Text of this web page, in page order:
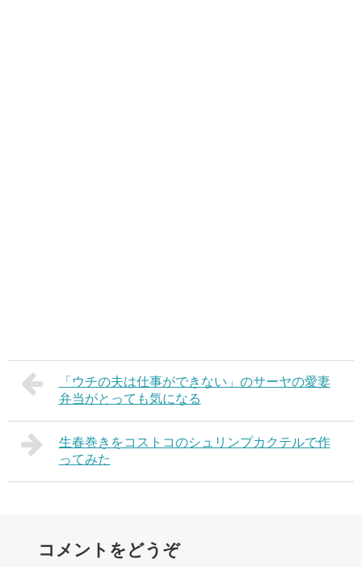
「ウチの夫は仕事ができない」のサーヤの愛妻
弁当がとっても気になる
生春巻きをコストコのシュリンプカクテルで作
ってみた
コメントをどうぞ